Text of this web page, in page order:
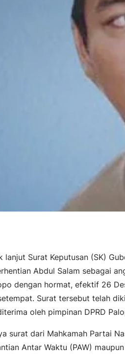
lanjut Surat Keputusan (SK)
Abdul Salam sebagai
dengan hormat, efektif 26
Surat tersebut telah
oleh pimpinan DPRD
surat dari Mahkamah Partai
Antar Waktu (PAW)